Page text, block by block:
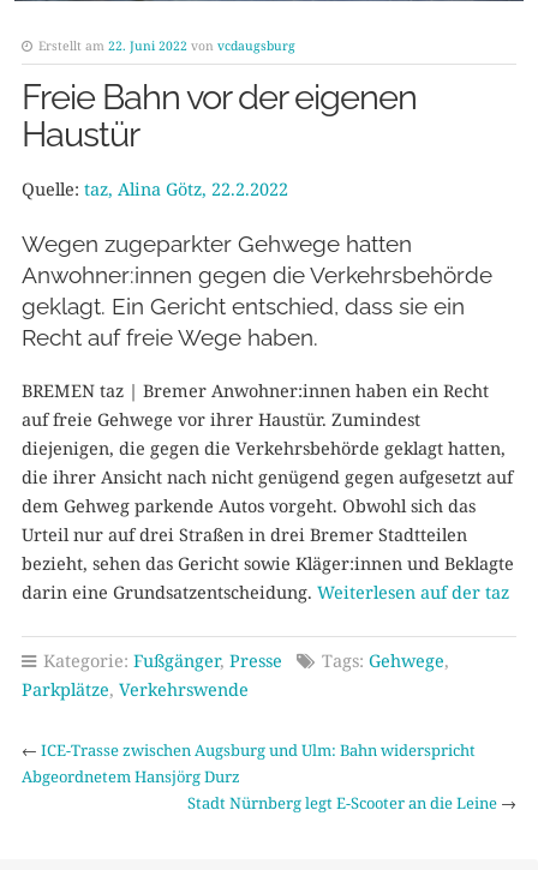
Erstellt am 22. Juni 2022 von vcdaugsburg
Freie Bahn vor der eigenen
Haustür
Quelle: taz, Alina Götz, 22.2.2022
Wegen zugeparkter Gehwege hatten
Anwohner:innen gegen die Verkehrsbehörde
geklagt. Ein Gericht entschied, dass sie ein
Recht auf freie Wege haben.
BREMEN taz | Bremer Anwohner:innen haben ein Recht
auf freie Gehwege vor ihrer Haustür. Zumindest
diejenigen, die gegen die Verkehrsbehörde geklagt hatten,
die ihrer Ansicht nach nicht genügend gegen aufgesetzt auf
dem Gehweg parkende Autos vorgeht. Obwohl sich das
Urteil nur auf drei Straßen in drei Bremer Stadtteilen
bezieht, sehen das Gericht sowie Kläger:innen und Beklagte
darin eine Grundsatzentscheidung. Weiterlesen auf der taz
Kategorie: Fußgänger, Presse Tags: Gehwege,
Parkplätze, Verkehrswende
← ICE-Trasse zwischen Augsburg und Ulm: Bahn widerspricht
Abgeordnetem Hansjörg Durz
Stadt Nürnberg legt E-Scooter an die Leine →